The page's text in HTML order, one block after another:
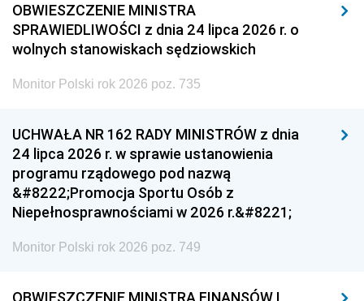
OBWIESZCZENIE MINISTRA
SPRAWIEDLIWOŚCI z dnia 24 lipca 2026 r. o
wolnych stanowiskach sędziowskich
Monitor Polski rok 2026 poz. 735
UCHWAŁA NR 162 RADY MINISTRÓW z dnia
24 lipca 2026 r. w sprawie ustanowienia
programu rządowego pod nazwą
&#8222;Promocja Sportu Osób z
Niepełnosprawnościami w 2026 r.&#8221;
Monitor Polski rok 2026 poz. 749